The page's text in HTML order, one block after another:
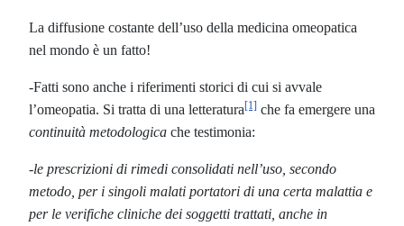
La diffusione costante dell’uso della medicina omeopatica
nel mondo è un fatto!
-Fatti sono anche i riferimenti storici di cui si avvale
l’omeopatia. Si tratta di una letteratura[1] che fa emergere una
continuità metodologica che testimonia:
-le prescrizioni di rimedi consolidati nell’uso, secondo
metodo, per i singoli malati portatori di una certa malattia e
per le verifiche cliniche dei soggetti trattati, anche in